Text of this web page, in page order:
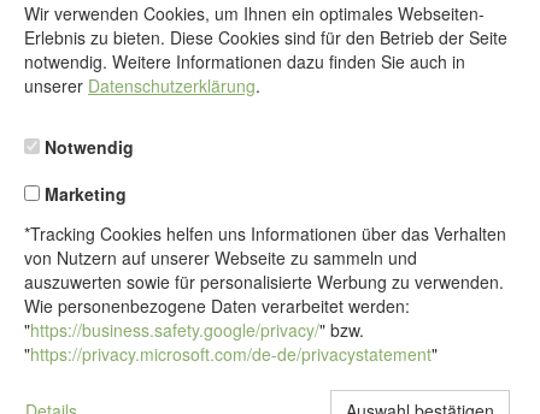
Wir verwenden Cookies, um Ihnen ein optimales Webseiten-
Erlebnis zu bieten. Diese Cookies sind für den Betrieb der Seite
notwendig. Weitere Informationen dazu finden Sie auch in
unserer Datenschutzerklärung.
Notwendig
Marketing
*Tracking Cookies helfen uns Informationen über das Verhalten
von Nutzern auf unserer Webseite zu sammeln und
auszuwerten sowie für personalisierte Werbung zu verwenden.
Wie personenbezogene Daten verarbeitet werden:
"https://business.safety.google/privacy/" bzw.
"https://privacy.microsoft.com/de-de/privacystatement"
Folgen